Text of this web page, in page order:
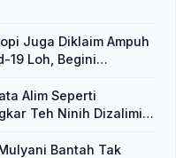
Juga Diklaim Ampuh
19 Loh, Begini
Alim Seperti
Teh Ninih Dizalimi
Bantah Tak